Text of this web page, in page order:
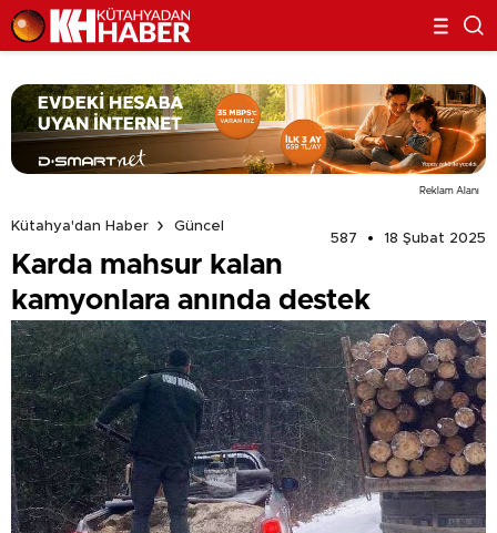
Reklam Alanı
Kütahya'dan Haber
Güncel
587
18 Şubat 2025
Karda mahsur kalan
kamyonlara anında destek